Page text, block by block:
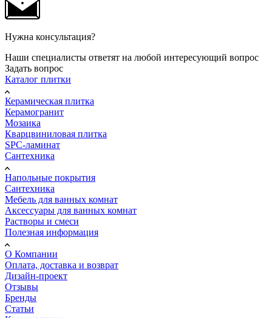
Нужна консультация?
Наши специалисты ответят на любой интересующий вопрос
Задать вопрос
Каталог плитки
Керамическая плитка
Керамогранит
Мозаика
Кварцвиниловая плитка
SPC-ламинат
Сантехника
Напольные покрытия
Сантехника
Мебель для ванных комнат
Аксессуары для ванных комнат
Растворы и смеси
Полезная информация
О Компании
Оплата, доставка и возврат
Дизайн-проект
Отзывы
Бренды
Статьи